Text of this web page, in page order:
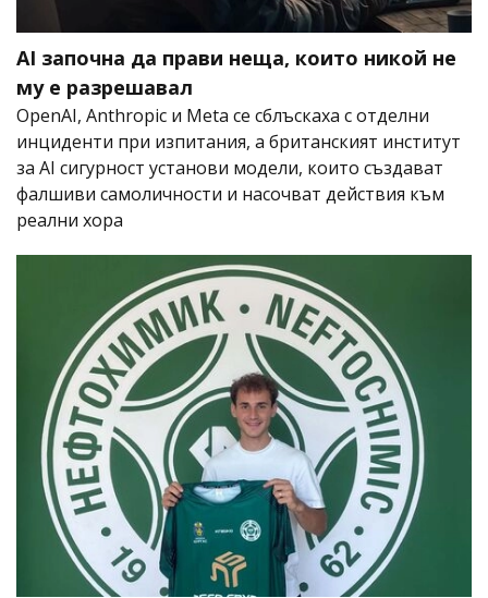
AI започна да прави неща, които никой не
му е разрешавал
OpenAI, Anthropic и Meta се сблъскаха с отделни
инциденти при изпитания, а британският институт
за AI сигурност установи модели, които създават
фалшиви самоличности и насочват действия към
реални хора